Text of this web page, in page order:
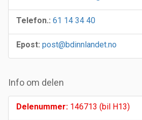
Telefon.: 61 14 34 40
Epost: post@bdinnlandet.no
Info om delen
Delenummer: 146713 (bil H13)